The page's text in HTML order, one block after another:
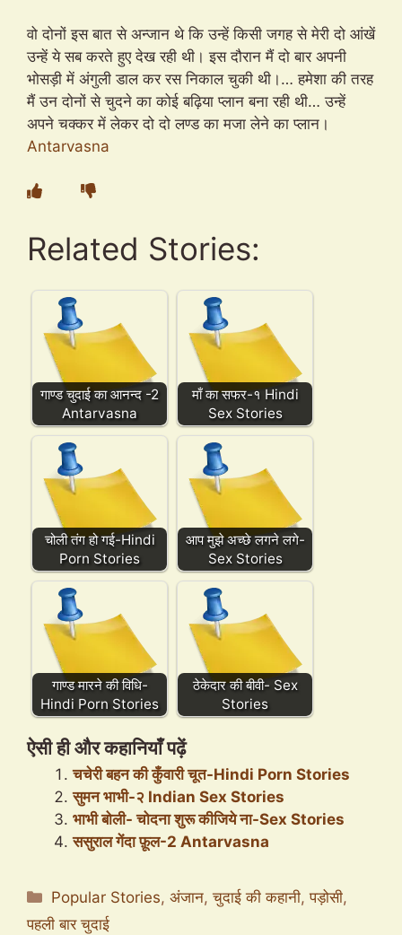
वो दोनों इस बात से अन्जान थे कि उन्हें किसी जगह से मेरी दो आंखें
उन्हें ये सब करते हुए देख रही थी। इस दौरान मैं दो बार अपनी
भोसड़ी में अंगुली डाल कर रस निकाल चुकी थी।… हमेशा की तरह
मैं उन दोनों से चुदने का कोई बढ़िया प्लान बना रही थी… उन्हें
अपने चक्कर में लेकर दो दो लण्ड का मजा लेने का प्लान।
Antarvasna
Related Stories:
गाण्ड चुदाई का आनन्द -2
Antarvasna
माँ का सफर-१ Hindi
Sex Stories
चोली तंग हो गई-Hindi
Porn Stories
आप मुझे अच्छे लगने लगे-
Sex Stories
गाण्ड मारने की विधि-
Hindi Porn Stories
ठेकेदार की बीवी- Sex
Stories
ऐसी ही और कहानियाँ पढ़ें
चचेरी बहन की कुँवारी चूत-Hindi Porn Stories
सुमन भाभी-२ Indian Sex Stories
भाभी बोली- चोदना शुरू कीजिये ना-Sex Stories
ससुराल गेंदा फ़ूल-2 Antarvasna
Categories
Popular Stories,अंजान,चुदाई की कहानी,पड़ोसी,
पहली बार चुदाई